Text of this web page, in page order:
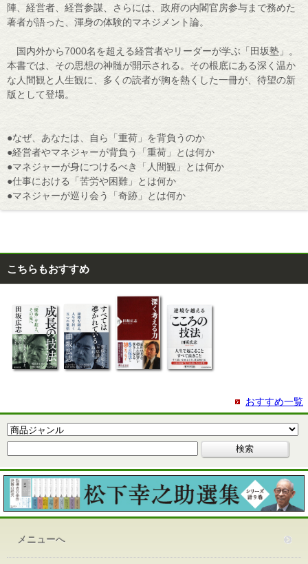
陣、経営者、経営参謀、さらには、政府の内閣官房参与まで務めた
著者が語った、渾身の体験的マネジメント論。
国内外から7000名を超える経営者やリーダーが学ぶ「田坂塾」。
本書では、その思想の神髄が開示される。その根底にある深く温か
な人間観と人生観に、多くの読者が胸を熱くした一冊が、待望の新
版として登場。
●なぜ、あなたは、自ら「重荷」を背負うのか
●経営者やマネジャーが背負う「重荷」とは何か
●マネジャーが身につけるべき「人間観」とは何か
●仕事における「苦労や困難」とは何か
●マネジャーが巡り会う「奇跡」とは何か
こちらもおすすめ
おすすめ一覧
メニューへ